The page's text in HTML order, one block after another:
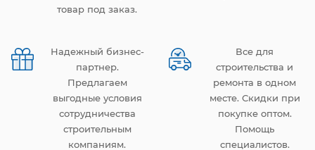
товар под заказ.
Надежный бизнес-
партнер.
Предлагаем
выгодные условия
сотрудничества
строительным
компаниям.
Все для
строительства и
ремонта в одном
месте. Скидки при
покупке оптом.
Помощь
специалистов.